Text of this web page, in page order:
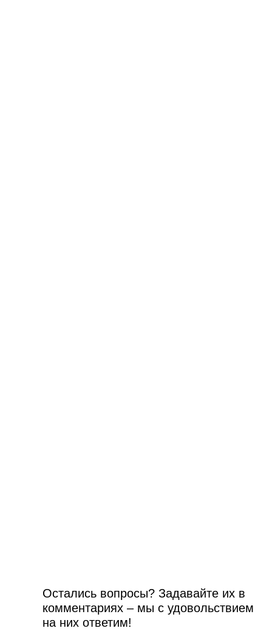
Остались вопросы? Задавайте их в
комментариях – мы с удовольствием
на них ответим!